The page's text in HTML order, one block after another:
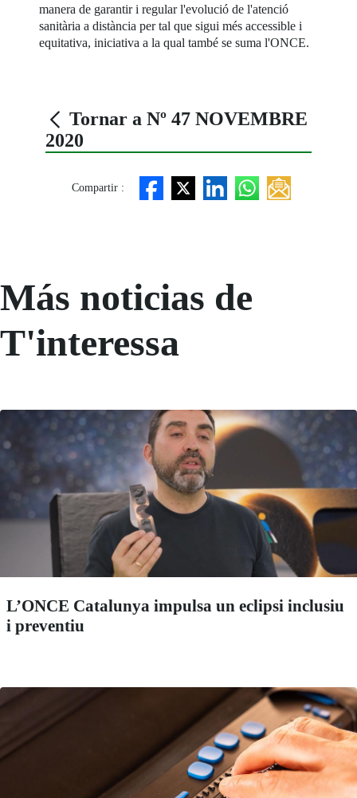
manera de garantir i regular l'evolució de l'atenció
sanitària a distància per tal que sigui més accessible i
equitativa, iniciativa a la qual també se suma l'ONCE.
Tornar a Nº 47 NOVEMBRE
2020
Compartir :
Más noticias de
T'interessa
L’ONCE Catalunya impulsa un eclipsi inclusiu
i preventiu